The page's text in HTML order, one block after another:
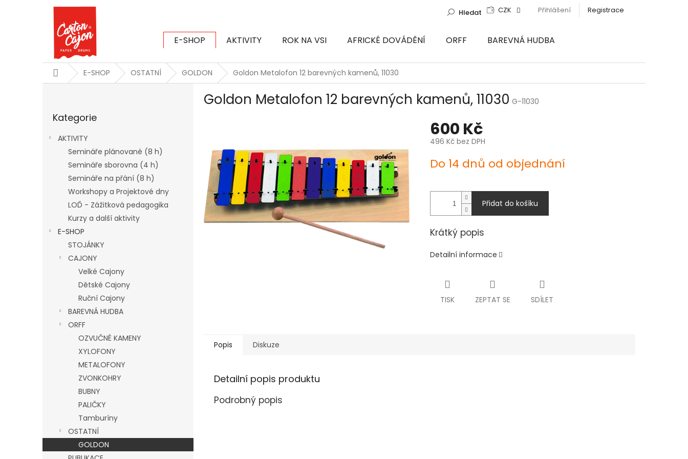
CZK Přihlášení Registrace
Hledat
E-SHOP AKTIVITY ROK NA VSI AFRICKÉ DOVÁDĚNÍ ORFF
BAREVNÁ HUDBA
DomůE-SHOP OSTATNÍ GOLDON Goldon Metalofon 12 barevných kamenů, 11030
kategorie
Kategorie
AKTIVITY
Semináře plánované (8 h)
Semináře sborovna (4 h)
Semináře na přání (8 h)
Workshopy a Projektové dny
LOĎ - Zážitková pedagogika
Kurzy a další aktivity
E-SHOP
STOJÁNKY
CAJONY
Velké Cajony
Dětské Cajony
Ruční Cajony
BAREVNÁ HUDBA
ORFF
OZVUČNÉ KAMENY
XYLOFONY
METALOFONY
ZVONKOHRY
BUBNY
PALIČKY
Tamburíny
OSTATNÍ
GOLDON
Goldon Metalofon 12 barevných kamenů, 11030 G-11030
600 Kč
496 Kč bez DPH
cena:
Do 14 dnů od objednání
Přidat do košíku
Krátký popis
Detailní informace
TISK ZEPTAT SE SDÍLET
Popis Diskuze
Detailní popis produktu
Podrobný popis